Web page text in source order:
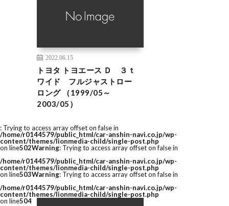
2022.06.15
トヨタ トヨエース Ｄ ３ｔ
ワイド フルジャストロー
ロング （1999/05～
2003/05）
: Trying to access array offset on false in
/home/r0144579/public_html/car-anshin-navi.co.jp/wp-
content/themes/lionmedia-child/single-post.php
on line502Warning: Trying to access array offset on false in
/home/r0144579/public_html/car-anshin-navi.co.jp/wp-
content/themes/lionmedia-child/single-post.php
on line503Warning: Trying to access array offset on false in
/home/r0144579/public_html/car-anshin-navi.co.jp/wp-
content/themes/lionmedia-child/single-post.php
on line504